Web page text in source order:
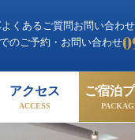
よくあるご質問お問い合わせ
のご予約・お問い合わせ
アクセス
ACCESS
ご宿泊
なホテル